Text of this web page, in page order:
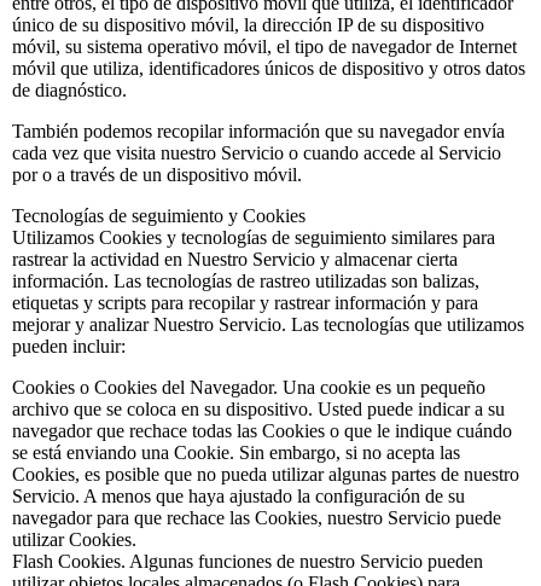
único de su dispositivo móvil, la dirección IP de su dispositivo
móvil, su sistema operativo móvil, el tipo de navegador de Internet
móvil que utiliza, identificadores únicos de dispositivo y otros datos
de diagnóstico.
También podemos recopilar información que su navegador envía
cada vez que visita nuestro Servicio o cuando accede al Servicio
por o a través de un dispositivo móvil.
Tecnologías de seguimiento y Cookies
Utilizamos Cookies y tecnologías de seguimiento similares para
rastrear la actividad en Nuestro Servicio y almacenar cierta
información. Las tecnologías de rastreo utilizadas son balizas,
etiquetas y scripts para recopilar y rastrear información y para
mejorar y analizar Nuestro Servicio. Las tecnologías que utilizamos
pueden incluir:
Cookies o Cookies del Navegador. Una cookie es un pequeño
archivo que se coloca en su dispositivo. Usted puede indicar a su
navegador que rechace todas las Cookies o que le indique cuándo
se está enviando una Cookie. Sin embargo, si no acepta las
Cookies, es posible que no pueda utilizar algunas partes de nuestro
Servicio. A menos que haya ajustado la configuración de su
navegador para que rechace las Cookies, nuestro Servicio puede
utilizar Cookies.
Flash Cookies. Algunas funciones de nuestro Servicio pueden